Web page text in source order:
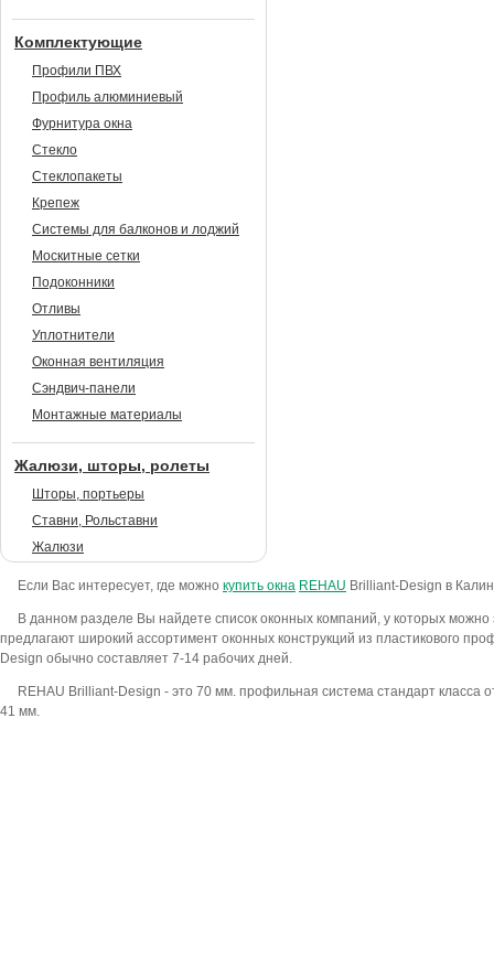
Комплектующие
Профили ПВХ
Профиль алюминиевый
Фурнитура окна
Стекло
Стеклопакеты
Крепеж
Системы для балконов и лоджий
Москитные сетки
Подоконники
Отливы
Уплотнители
Оконная вентиляция
Сэндвич-панели
Монтажные материалы
Жалюзи, шторы, ролеты
Шторы, портьеры
Ставни, Рольставни
Жалюзи
Если Вас интересует, где можно купить окна REHAU Brilliant-Design в
В данном разделе Вы найдете список оконных компаний, у которых
предлагают широкий ассортимент оконных конструкций из пластикового
Design обычно составляет 7-14 рабочих дней.
REHAU Brilliant-Design - это 70 мм. профильная система стандарт
41 мм.